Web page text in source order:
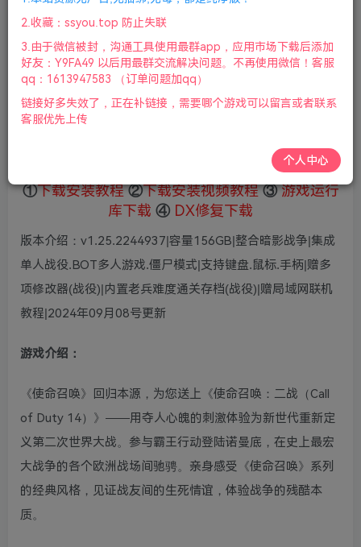
此内容为付费资源，请付费后查看
鲜花 5 鲜花 36
赞助会员 免费
登录购买
支付成功后请刷新网页
①下载安装教程 ②下载安装视频教程 ③ 游戏运行
库下载 ④ DX修复下载
版本介绍：v1.25.2244937|容量156GB|整合暗影战争|集成
单人战役.BOT多人游戏.僵尸模式|支持键盘.鼠标.手柄|赠多
项修改器(战役)|内置老兵难度通关存档(战役)|赠局域网联机
教程|2024年09月08号更新
游戏介绍：
《使命召唤》回归本源，为您送上《使命召唤：二战（Call
of Duty 14）》——用夺人心魄的刺激体验为新世代重新定
义第二次世界大战。参与霸王行动登陆诺曼底，在史上最宏
大战争的各个欧洲战场间驰骋。亲身感受《使命召唤》系列
的经典风格，见证战友间的生死情谊，体验战争的残酷本
质。
2.收藏：ssyou.top 防止失联
3.由于微信被封，沟通工具使用最群app，应用市场下载后添加
好友：Y9FA49 以后用最群交流解决问题。不再使用微信！客服
qq：1613947583 （订单问题加qq）
链接好多失效了，正在补链接，需要哪个游戏可以留言或者联系
客服优先上传
个人中心